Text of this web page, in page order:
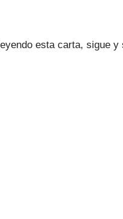
esta carta, sigue